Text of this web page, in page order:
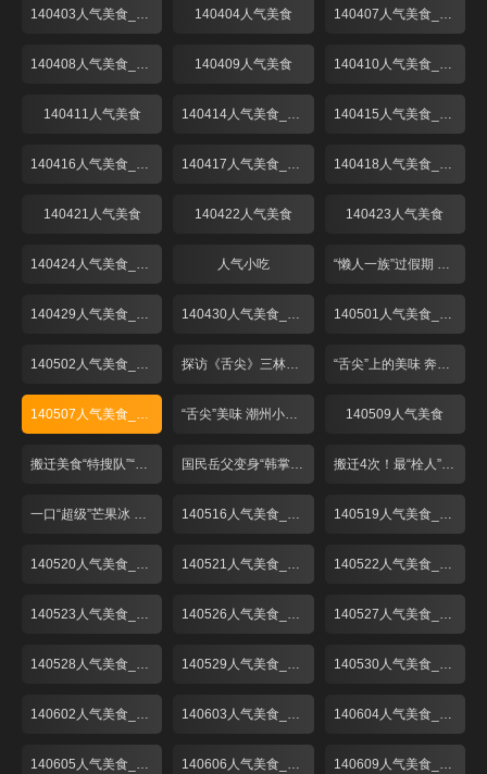
140403人气美食_001 140404人气美食 140407人气美食_001
140408人气美食_001 140409人气美食 140410人气美食_001
140411人气美食 140414人气美食_001 140415人气美食_001
140416人气美食_001 140417人气美食_001 140418人气美食_001
140421人气美食 140422人气美食 140423人气美食
140424人气美食_001 人气小吃 “懒人一族”过假期 出游请客靠“熟食”！
140429人气美食_001 140430人气美食_001 140501人气美食_001
140502人气美食_001 探访《舌尖》三林塘 预定已到6月中 “舌尖”上的美味 奔跑中的“啫啫煲”
140507人气美食_001 “舌尖”美味 潮州小吃煎蚝烙 140509人气美食
搬迁美食“特搜队”“弄堂馄饨”再登场！ 国民岳父变身“韩掌柜” “粉丝”捧场菜名怪 搬迁4次！最“栓人”的生煎包！
一口“超级”芒果冰 一秒心情变夏天！ 140516人气美食_001 140519人气美食_001
140520人气美食_001 140521人气美食_001 140522人气美食_001
140523人气美食_001 140526人气美食_001 140527人气美食_001
140528人气美食_001 140529人气美食_001 140530人气美食_001
140602人气美食_001 140603人气美食_001 140604人气美食_001
140605人气美食_001 140606人气美食_001 140609人气美食_001